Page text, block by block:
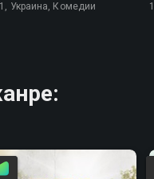
Украина, Комедии